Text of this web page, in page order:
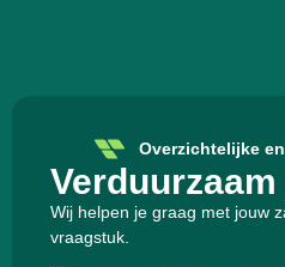
Overzichtelijke
Wij helpen je graag met jouw
vraagstuk.